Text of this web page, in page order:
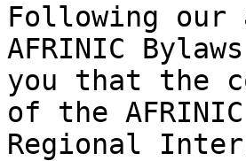
Following our
AFRINIC
you that the
of the
Regional